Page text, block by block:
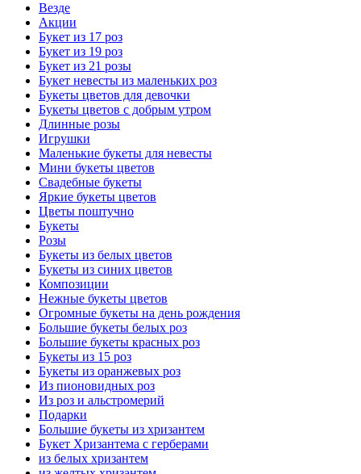
Везде
Акции
Букет из 17 роз
Букет из 19 роз
Букет из 21 розы
Букет невесты из маленьких роз
Букеты цветов для девочки
Букеты цветов с добрым утром
Длинные розы
Игрушки
Маленькие букеты для невесты
Мини букеты цветов
Свадебные букеты
Яркие букеты цветов
Цветы поштучно
Букеты
Розы
Букеты из белых цветов
Букеты из синих цветов
Композиции
Нежные букеты цветов
Огромные букеты на день рождения
Большие букеты белых роз
Большие букеты красных роз
Букеты из 15 роз
Букеты из оранжевых роз
Из пионовидных роз
Из роз и альстромерий
Подарки
Большие букеты из хризантем
Букет Хризантема с герберами
из белых хризантем